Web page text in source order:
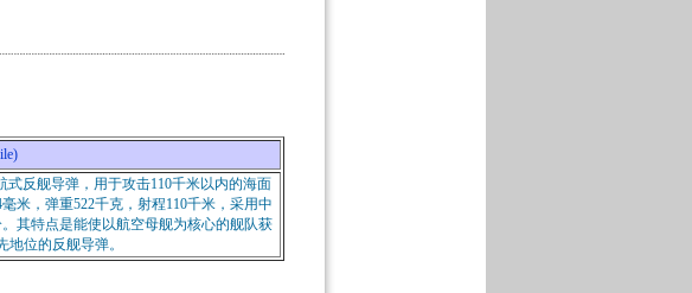
反舰导弹，用于攻击110千米以内的海面
米，弹重522千克，射程110千米，采用中
其特点是能使以航空母舰为核心的舰队获
位的反舰导弹。